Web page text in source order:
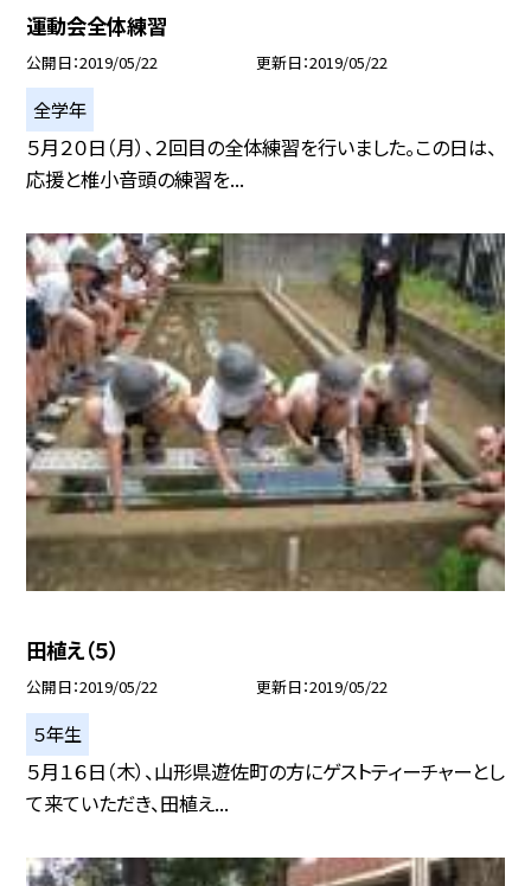
運動会全体練習
公開日 2019/05/22 更新日 2019/05/22
全学年
５月２０日（月）、２回目の全体練習を行いました。この日は、
応援と椎小音頭の練習を...
田植え（５）
公開日 2019/05/22 更新日 2019/05/22
５年生
５月１６日（木）、山形県遊佐町の方にゲストティーチャーとし
て来ていただき、田植え...